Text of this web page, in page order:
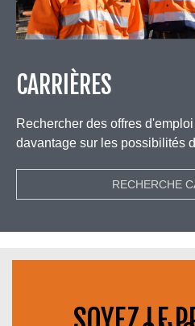
CARRIÈRES
Rechercher des offres
davantage sur les possibilités
RECHERCHE